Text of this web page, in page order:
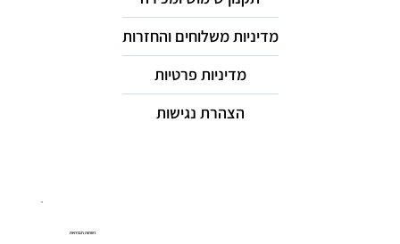
מדיניות משלוחים והחזרות
מדיניות פרטיות
הצהרת נגישות
רשתות חברתיות